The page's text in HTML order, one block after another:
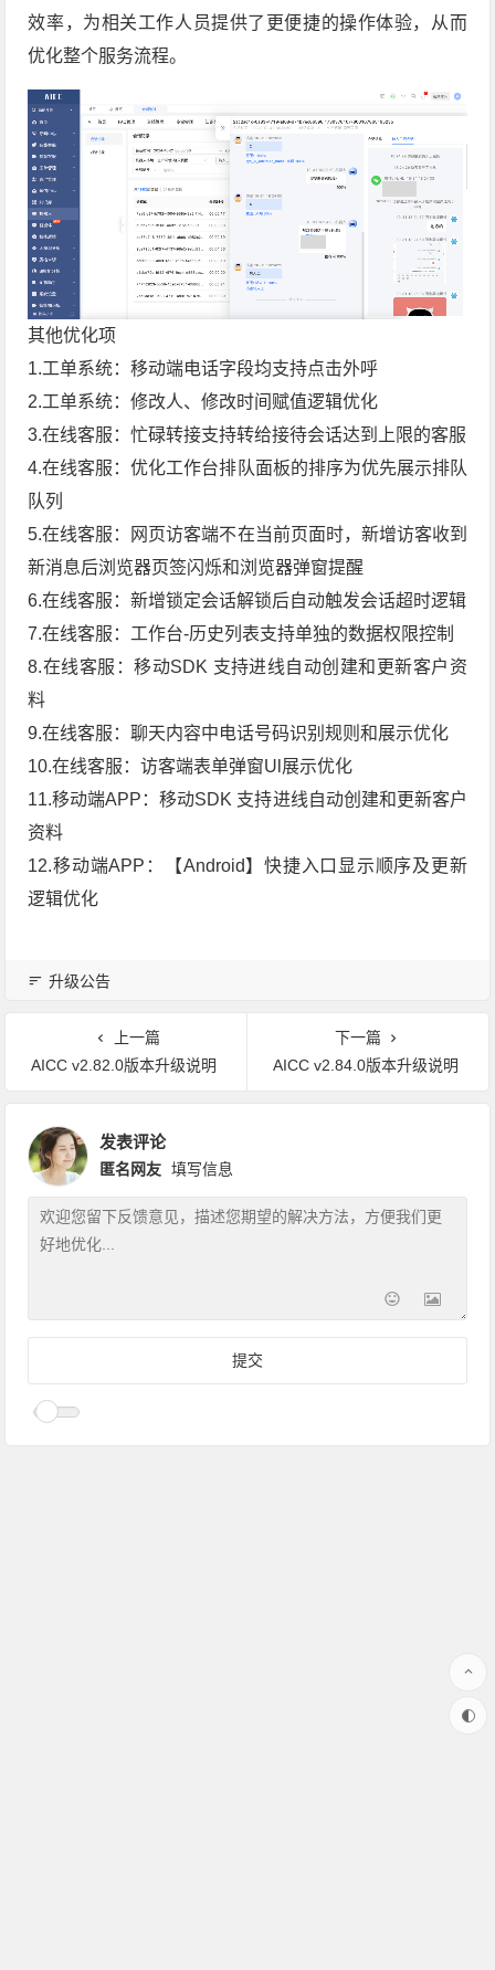
效率，为相关工作人员提供了更便捷的操作体验，从而
优化整个服务流程。
其他优化项
1.工单系统：移动端电话字段均支持点击外呼
2.工单系统：修改人、修改时间赋值逻辑优化
3.在线客服：忙碌转接支持转给接待会话达到上限的客服
4.在线客服：优化工作台排队面板的排序为优先展示排队
队列
5.在线客服：网页访客端不在当前页面时，新增访客收到
新消息后浏览器页签闪烁和浏览器弹窗提醒
6.在线客服：新增锁定会话解锁后自动触发会话超时逻辑
7.在线客服：工作台-历史列表支持单独的数据权限控制
8.在线客服：移动SDK 支持进线自动创建和更新客户资
料
9.在线客服：聊天内容中电话号码识别规则和展示优化
10.在线客服：访客端表单弹窗Ul展示优化
11.移动端APP：移动SDK 支持进线自动创建和更新客户
资料
12.移动端APP：【Android】快捷入口显示顺序及更新
逻辑优化
升级公告
上一篇
AICC v2.82.0版本升级说明
下一篇
AICC v2.84.0版本升级说明
发表评论
匿名网友 填写信息